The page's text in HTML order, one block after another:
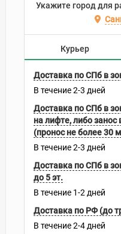
Укажите город для
Курьер
Доставка по СПб в
В течение2-3 дней
Доставка по СПб в
на лифте, либо
(пронос не более 30
В течение2-3 дней
Доставка по СПб в
до 5 эт.
В течение 1-2 дней
Доставка по РФ (до
В течение2-4 дней